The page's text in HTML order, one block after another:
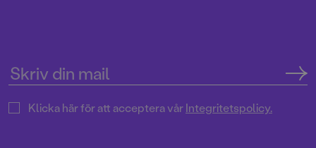
Klicka här för att acceptera vårIntegritetspolicy.